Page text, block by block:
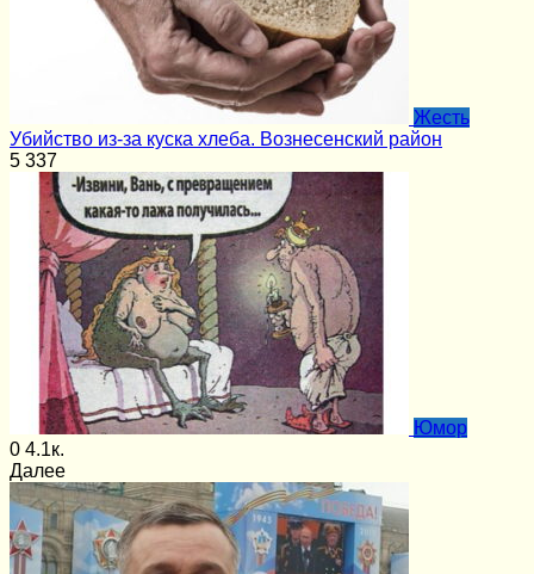
Жесть
Убийство из-за куска хлеба. Вознесенский район
5 337
Юмор
0 4.1к.
Далее